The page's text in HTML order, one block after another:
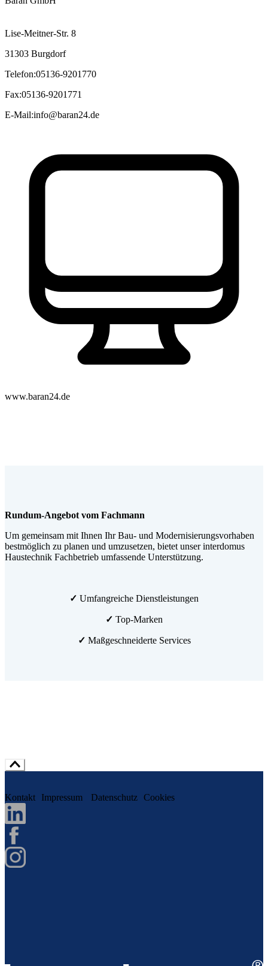
Lise-Meitner-Str. 8
31303 Burgdorf
Telefon:05136-9201770
Fax:05136-9201771
E-Mail:info@baran24.de
www.baran24.de
Rundum-Angebot vom Fachmann
Um gemeinsam mit Ihnen Ihr Bau- und Modernisierungsvorhaben
bestmöglich zu planen und umzusetzen, bietet unser interdomus
Haustechnik Fachbetrieb umfassende Unterstützung.
✓ Umfangreiche Dienstleistungen
✓ Top-Marken
✓ Maßgeschneiderte Services
Kontakt Impressum Datenschutz Cookies